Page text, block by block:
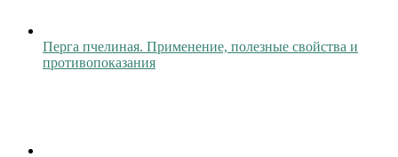
Перга пчелиная. Применение, полезные свойства и
противопоказания